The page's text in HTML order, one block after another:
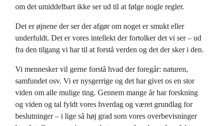
om det umiddelbart ikke ser ud til at følge nogle regler.
Det er øjnene der ser der afgør om noget er smukt eller
underfuldt. Det er vores intellekt der fortolker det vi ser – ud
fra den tilgang vi har til at forstå verden og det der sker i den.
Vi mennesker vil gerne forstå hvad der foregår: naturen,
samfundet osv. Vi er nysgerrige og det har givet os en stor
viden om alle mulige ting. Gennem mange år har forskning
og viden og tal fyldt vores hverdag og været grundlag for
beslutninger – i lige så høj grad som vores overbevisninger